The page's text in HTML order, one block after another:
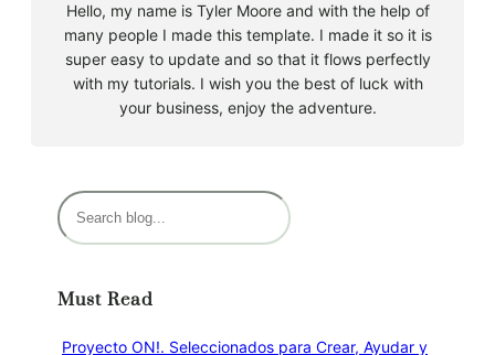
Hello, my name is Tyler Moore and with the help of
many people I made this template. I made it so it is
super easy to update and so that it flows perfectly
with my tutorials. I wish you the best of luck with
your business, enjoy the adventure.
B
u
a
Must Read
Proyecto ON!. Seleccionados para Crear, Ayudar y